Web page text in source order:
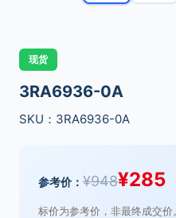
现货
3RA6936-0A
SKU：3RA6936-0A
参考价： ¥948¥285
标价为参考价，非最终成交